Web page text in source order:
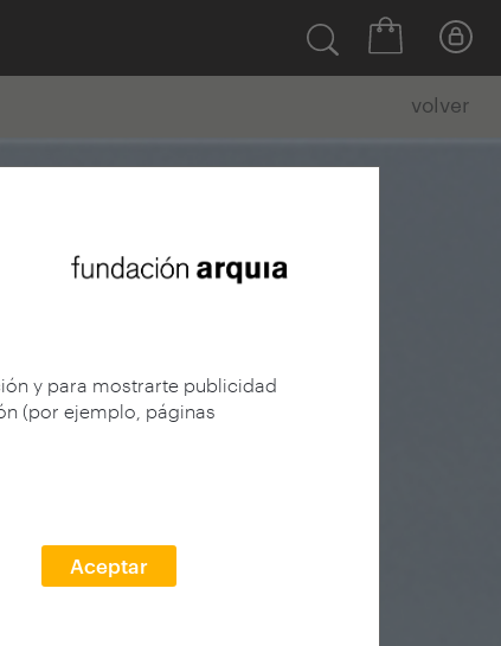
y para mostrarte publicidad
(por ejemplo, páginas
Aceptar
volver